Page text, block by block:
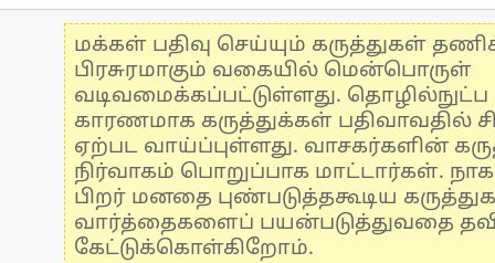
மக்கள் பதிவு செய்யும் கருத்துகள்
பிரசுரமாகும் வகையில் மென்பொருள்
வடிவமைக்கப்பட்டுள்ளது.
காரணமாக கருத்துக்கள் பதிவாவதில்
ஏற்பட வாய்ப்புள்ளது. வாசகர்களின்
நிர்வாகம் பொறுப்பாக மாட்டார்கள்.
பிறர் மனதை புண்படுத்தகூடிய
வார்த்தைகளைப் பயன்படுத்துவதை
கேட்டுக்கொள்கிறோம்.